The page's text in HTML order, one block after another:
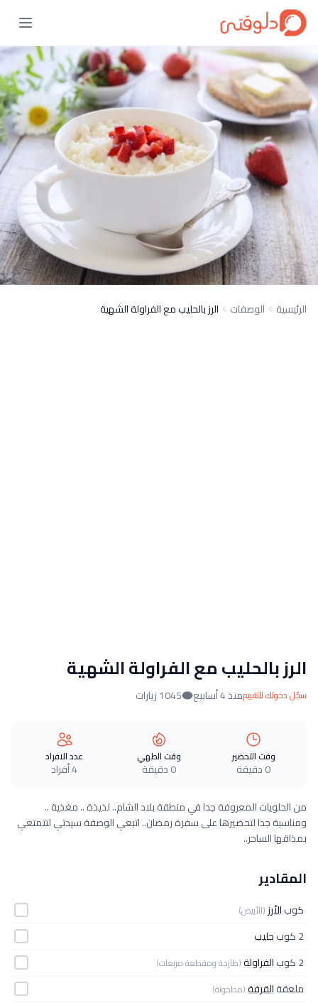
الرئيسية الوصفات الرز بالحليب مع الفراولة الشهية
الرز بالحليب مع الفراولة الشهية
سجّل دخولك للتقييممنذ 4 أسابيع 1045 زيارات
وقت التحضير
0 دقيقة
وقت الطهي
0 دقيقة
عدد الافراد
4 أفراد
من الحلويات المعروفة جدا في منطقة بلاد الشام.. لذيذة .. مغذية ..
ومناسبة جدا لتحضيرها على سفرة رمضان.. اتبعي الوصفة سيدتي لتتمتعي
بمذاقها الساحر..
المقادير
كوبالأرز (الأبيض)
2 كوب
حليب
2 كوب
الفراولة(طازجة ومقطعة مربعات)
ملعقةالقرفة(مطحونة)